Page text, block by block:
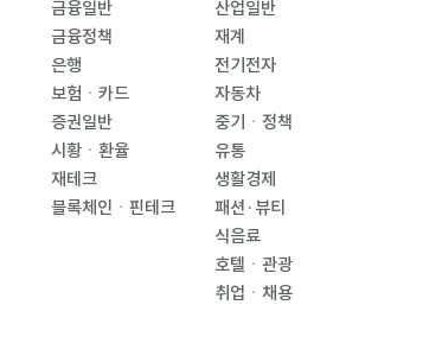
금융일반
금융정책
은행
보험ㆍ카드
증권일반
시황ㆍ환율
재테크
블록체인ㆍ핀테크
산업일반
재계
전기전자
자동차
중기ㆍ정책
유통
생활경제
패션·뷰티
식음료
호텔ㆍ관광
취업ㆍ채용